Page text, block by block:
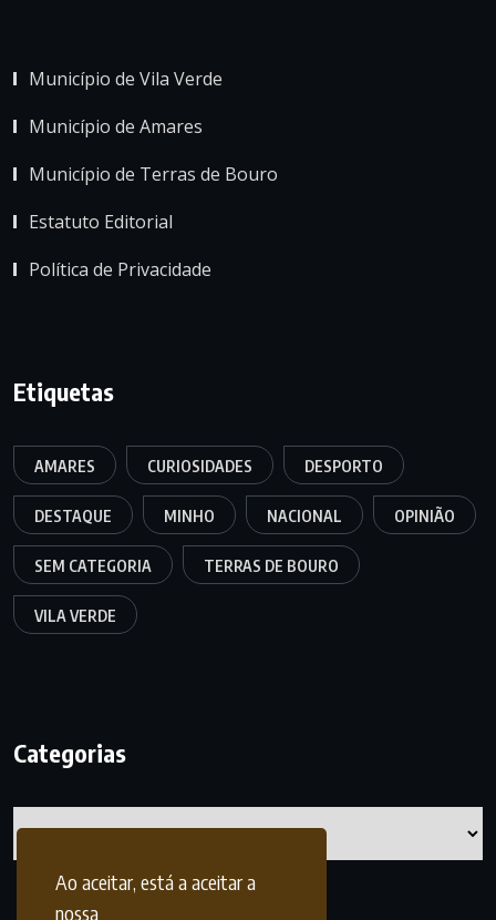
Ao aceitar, está a aceitar a
nossa
Município de Vila Verde
Município de Amares
Município de Terras de Bouro
Estatuto Editorial
Política de Privacidade
Etiquetas
AMARES CURIOSIDADES DESPORTO
DESTAQUE MINHO NACIONAL OPINIÃO
SEM CATEGORIA TERRAS DE BOURO
VILA VERDE
Categorias